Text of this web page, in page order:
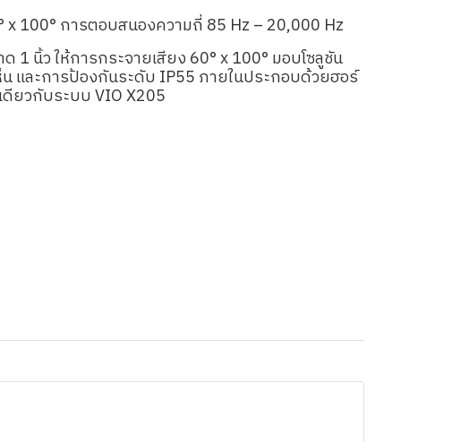
x 100° การตอบสนองความถี่ 85 Hz – 20,000 Hz
1 นิ้ว ให้การกระจายเสียง 60° x 100° มอบโซลูชัน
และการป้องกันระดับ IP55 ภายในประกอบด้วยฮอร์
ยวกับระบบ VIO X205